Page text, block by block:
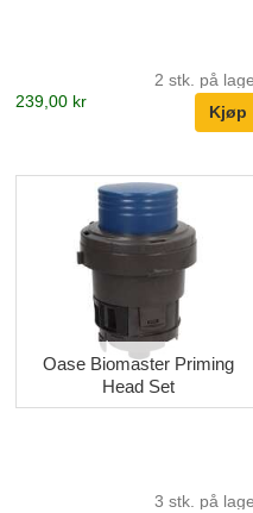
2 stk. på
239,00 kr
Oase Biomaster Priming
Head Set
3 stk. på